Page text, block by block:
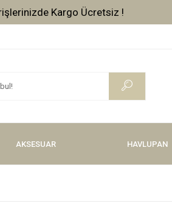
Kargo Ücretsiz !
AKSESUAR HAVLUPAN